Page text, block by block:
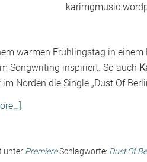
warmen Frühlingstag in
Songwriting inspiriert. So auch
Norden die Single „Dust Of
unter PremiereSchlagworte: Dust Of